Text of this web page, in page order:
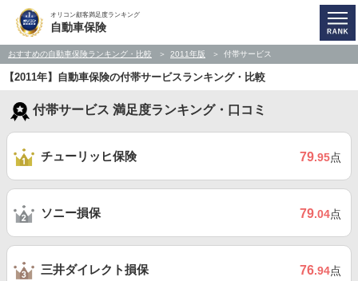
オリコン顧客満足度ランキング
自動車保険
おすすめの自動車保険ランキング・比較 2011年版 付帯サービス
【2011年】自動車保険の付帯サービスランキング・比較
付帯サービス 満足度ランキング・口コミ
チューリッヒ保険 79.95点
ソニー損保 79.04点
三井ダイレクト損保 76.94点